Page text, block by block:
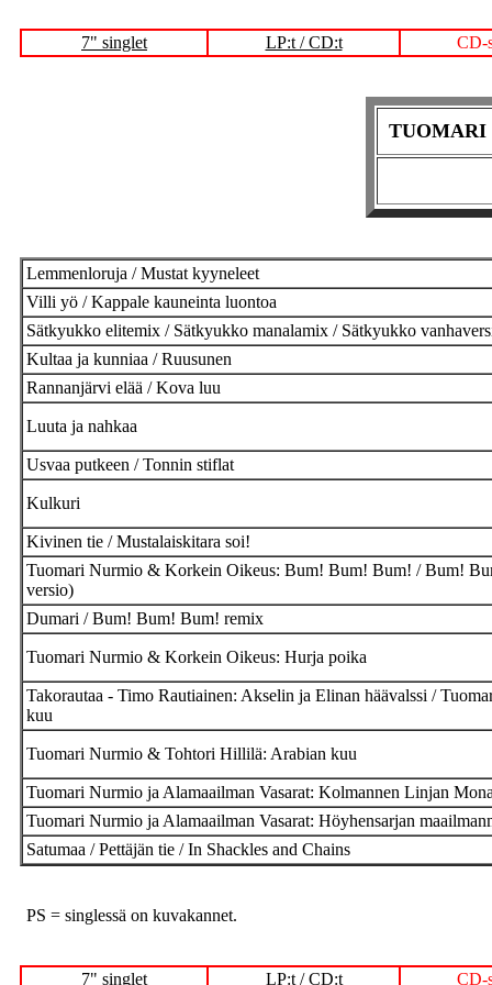
7" singlet LP:t / CD:t CD-
TUOMARI
Lemmenloruja / Mustat kyyneleet
Villi yö / Kappale kauneinta luontoa
Sätkyukko elitemix / Sätkyukko manalamix / Sätkyukko
Kultaa ja kunniaa / Ruusunen
Rannanjärvi elää / Kova luu
Luuta ja nahkaa
Usvaa putkeen / Tonnin stiflat
Kulkuri
Kivinen tie / Mustalaiskitara soi!
Tuomari Nurmio & Korkein Oikeus: Bum! Bum! Bum! / Bum!
versio)
Dumari / Bum! Bum! Bum! remix
Tuomari Nurmio & Korkein Oikeus: Hurja poika
Takorautaa - Timo Rautiainen: Akselin ja Elinan häävalssi /
kuu
Tuomari Nurmio & Tohtori Hillilä: Arabian kuu
Tuomari Nurmio ja Alamaailman Vasarat: Kolmannen Linjan
Tuomari Nurmio ja Alamaailman Vasarat: Höyhensarjan
Satumaa / Pettäjän tie / In Shackles and Chains
PS = singlessä on kuvakannet.
7" singlet LP:t / CD:t CD-